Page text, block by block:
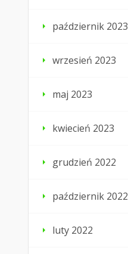
październik 2023
wrzesień 2023
maj 2023
kwiecień 2023
grudzień 2022
październik 2022
luty 2022